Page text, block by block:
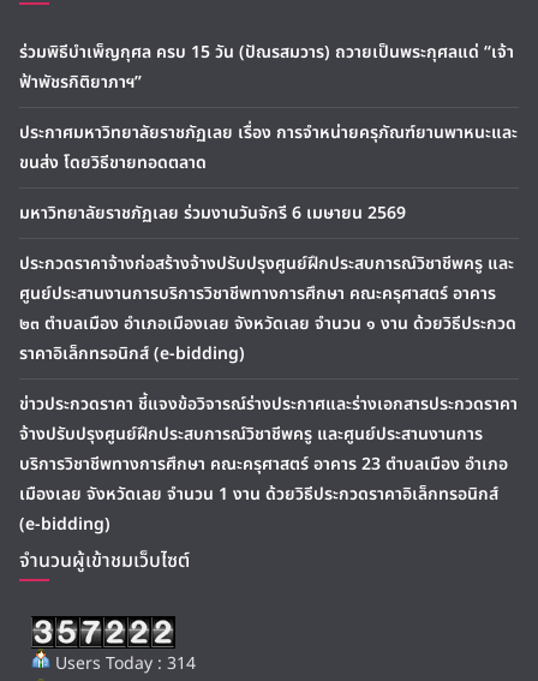
ร่วมพิธีบำเพ็ญกุศล ครบ 15 วัน (ปัณรสมวาร) ถวายเป็นพระกุศลแด่ “เจ้า
ฟ้าพัชรกิติยาภาฯ”
ประกาศมหาวิทยาลัยราชภัฏเลย เรื่อง การจำหน่ายครุภัณฑ์ยานพาหนะและ
ขนส่ง โดยวิธีขายทอดตลาด
มหาวิทยาลัยราชภัฏเลย ร่วมงานวันจักรี 6 เมษายน 2569
ประกวดราคาจ้างก่อสร้างจ้างปรับปรุงศูนย์ฝึกประสบการณ์วิชาชีพครู และ
ศูนย์ประสานงานการบริการวิชาชีพทางการศึกษา คณะครุศาสตร์ อาคาร
๒๓ ตำบลเมือง อำเภอเมืองเลย จังหวัดเลย จำนวน ๑ งาน ด้วยวิธีประกวด
ราคาอิเล็กทรอนิกส์ (e-bidding)
ข่าวประกวดราคา ชี้แจงข้อวิจารณ์ร่างประกาศและร่างเอกสารประกวดราคา
จ้างปรับปรุงศูนย์ฝึกประสบการณ์วิชาชีพครู และศูนย์ประสานงานการ
บริการวิชาชีพทางการศึกษา คณะครุศาสตร์ อาคาร 23 ตำบลเมือง อำเภอ
เมืองเลย จังหวัดเลย จำนวน 1 งาน ด้วยวิธีประกวดราคาอิเล็กทรอนิกส์
(e-bidding)
จำนวนผู้เข้าชมเว็บไซต์
Users Today : 314